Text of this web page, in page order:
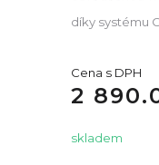
díky systému
Cena s DPH
2
skladem